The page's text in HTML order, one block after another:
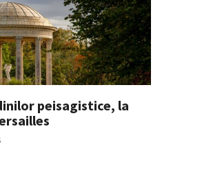
peisagistice, la